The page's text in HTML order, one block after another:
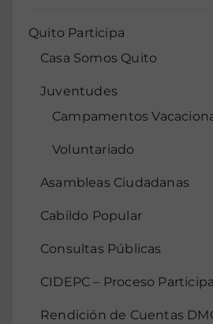
Quito Participa
Casa Somos Quito
Juventudes
Campamentos
Voluntariado
Asambleas Ciudadanas
Cabildo Popular
Consultas Públicas
CIDEPC – Proceso
Rendición de Cuentas